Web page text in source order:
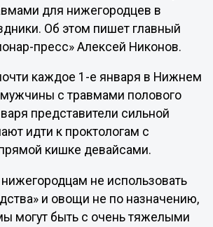
для нижегородцев в
Об этом пишет главный
пресс» Алексей Никонов.
каждое 1-е января в Нижнем
с травмами полового
представители сильной
идти к проктологам с
кишке девайсами.
не использовать
и овощи не по назначению,
могут быть с очень тяжелыми